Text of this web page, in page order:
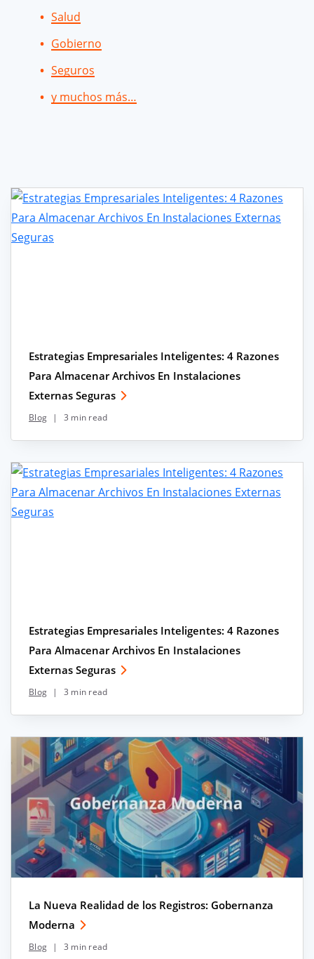
Salud
Gobierno
Seguros
y muchos más…
Estrategias Empresariales Inteligentes: 4 Razones
Para Almacenar Archivos En Instalaciones
Externas Seguras
Blog | 3 min read
Estrategias Empresariales Inteligentes: 4 Razones
Para Almacenar Archivos En Instalaciones
Externas Seguras
Blog | 3 min read
La Nueva Realidad de los Registros: Gobernanza
Moderna
Blog | 3 min read